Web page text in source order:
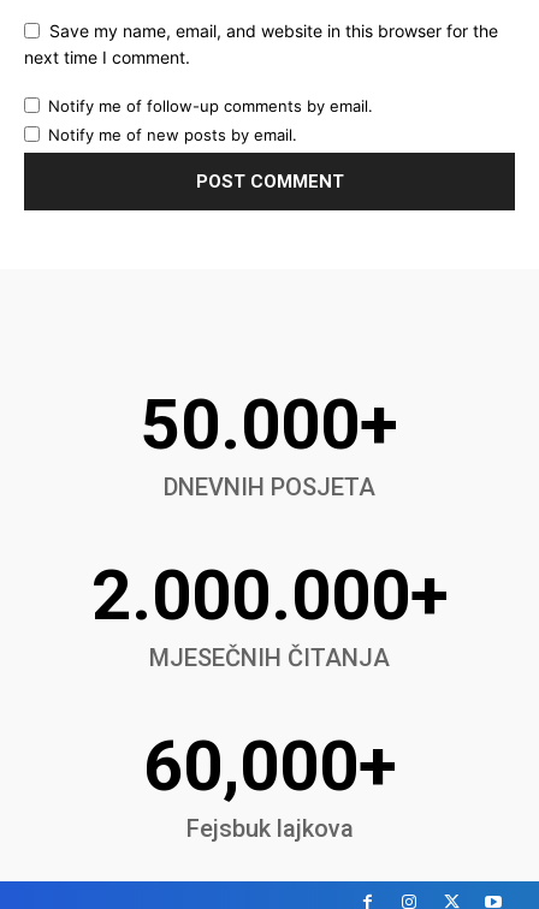
Save my name, email, and website in this browser for the
next time I comment.
Notify me of follow-up comments by email.
Notify me of new posts by email.
50.000+
DNEVNIH POSJETA
2.000.000+
MJESEČNIH ČITANJA
60,000+
Fejsbuk lajkova